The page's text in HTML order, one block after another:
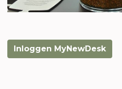
Inloggen MyNewDesk